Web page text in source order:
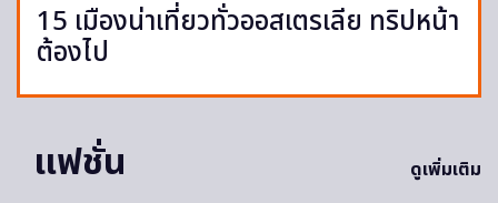
15 เมืองน่าเที่ยวทั่วออสเตรเลีย ทริปหน้า
ต้องไป
แฟชั่น ดูเพิ่มเติม